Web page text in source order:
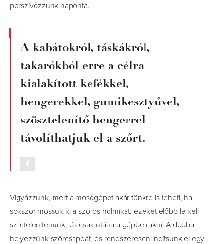
porszívózzunk naponta.
A kabátokról, táskákról,
takarókból erre a célra
kialakított kefékkel,
hengerekkel, gumikesztyűvel,
szösztelenítő hengerrel
távolíthatjuk el a szőrt.
Vigyázzunk, mert a mosógépet akár tönkre is teheti, ha
sokszor mossuk ki a szőrös holmikat: ezeket előbb le kell
szőrtelenítenünk, és csak utána a gépbe rakni. A dobba
helyezzünk szőrcsapdát, és rendszeresen indítsunk el egy